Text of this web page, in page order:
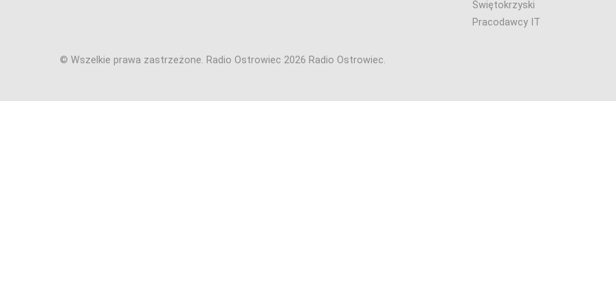
Świętokrzyski
Pracodawcy IT
© Wszelkie prawa zastrzeżone. Radio Ostrowiec 2026 Radio Ostrowiec.